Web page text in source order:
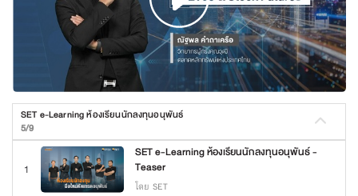
SET e-Learning ห้องเรียนนักลงทุนอนุพันธ์
5/9
1
SET e-Learning ห้องเรียนนักลงทุนอนุพันธ์ -
Teaser
โดย SET